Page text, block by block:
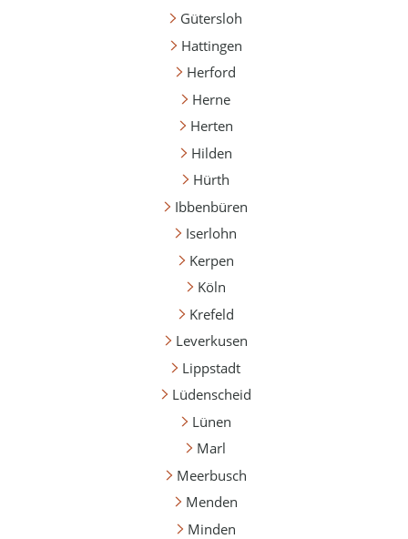
Gütersloh
Hattingen
Herford
Herne
Herten
Hilden
Hürth
Ibbenbüren
Iserlohn
Kerpen
Köln
Krefeld
Leverkusen
Lippstadt
Lüdenscheid
Lünen
Marl
Meerbusch
Menden
Minden